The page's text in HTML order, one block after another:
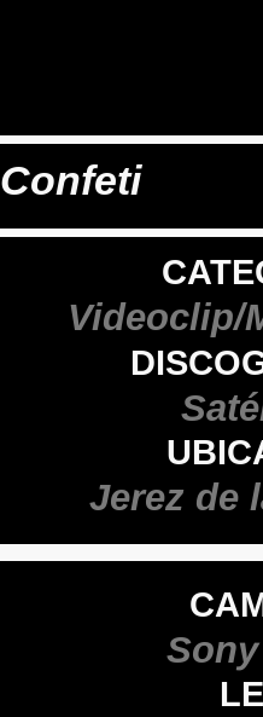
Confeti
Videoclip/
Jerez de